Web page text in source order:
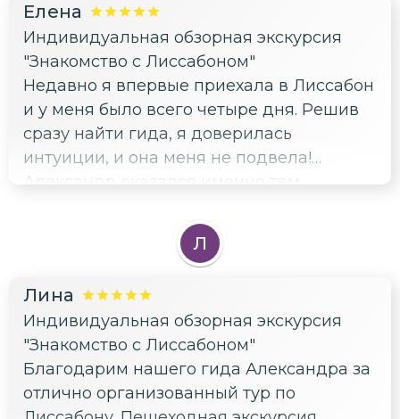
экскурсии на следующий день. Саша
смог завоевать её внимание своими
историями, легендами и чувством
юмора. Мы же получили удовольствие не
только от самой экскурсии, но и от
общения с Сашей на различные темы.
Елена
Индивидуальная обзорная экскурсия
"Знакомство с Лиссабоном"
Недавно я впервые приехала в Лиссабон
и у меня было всего четыре дня. Решив
сразу найти гида, я доверилась
интуиции, и она меня не подвела!
Александр оказался именно тем
правильные акценты — что стоит
увидеть и услышать новичкам, делая это
помогая сформировать целостное
представление о городе и стране. Я
очень признательна ему за
рекомендации по ресторанам, музеям и
поездкам за город. Уезжала из
Л
Лина
Индивидуальная обзорная экскурсия
"Знакомство с Лиссабоном"
Благодарим нашего гида Александра за
отлично организованный тур по